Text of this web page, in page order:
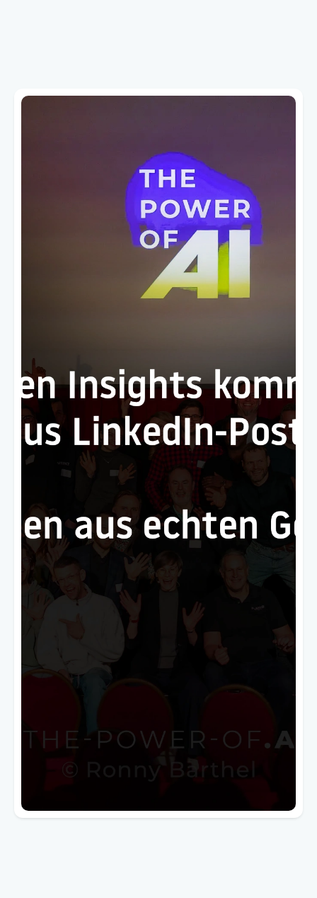
Was ist "The Power of AI"?
The Power of AI
ist keine Konferenz. Keine
klassische Networking-Veranstaltung. Kein
Es ist ein Basecamp.
Ein Ort, an dem sich Menschen offline
treffen, um über KI zu reden – nicht
theoretisch, sondern praktisch. Nicht auf der
Bühne, sondern auf Augenhöhe.
Sessions statt Vorträge:
Kurze
Impulse (10–15 Min), dann
Diskussion.
Basecamp-Konzept: Kein Sales-
Pitch. Kein Networking-Zwang. Nur
Austausch.
DACH-weit: Von Leipzig über
Stuttgart bis Zürich – regionale
Communities mit gemeinsamer Vision.